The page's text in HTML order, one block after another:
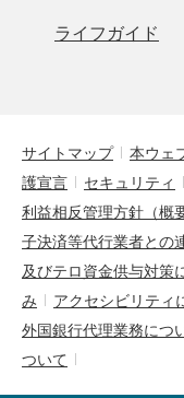
ライフガイド
サイトマップ 本ウェ
護宣言
セキュリティ
利益相反管理方針（概
子決済等代行業者との
及びテロ資金供与対策
み
アクセシビリティ
外国銀行代理業務につ
ついて